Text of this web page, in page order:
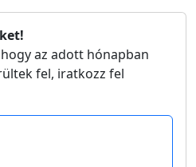
az adott hónapban
fel, iratkozz fel